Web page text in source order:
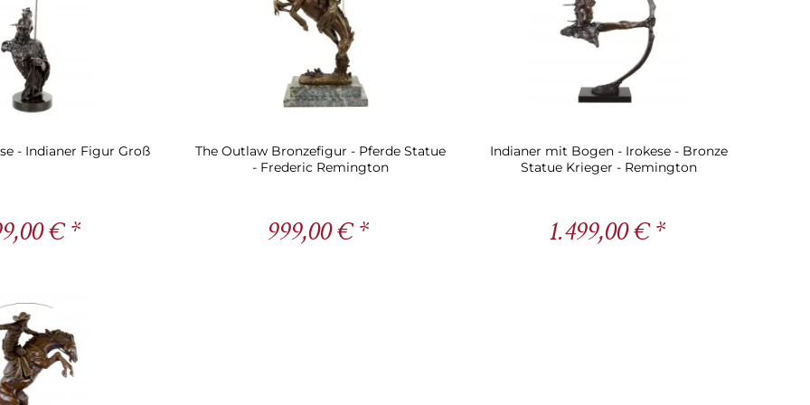
- Indianer Figur Groß
€ *
The Outlaw Bronzefigur - Pferde Statue
- Frederic Remington
999,00 € *
Indianer mit Bogen - Irokese - Bronze
Statue Krieger - Remington
1.499,00 € *